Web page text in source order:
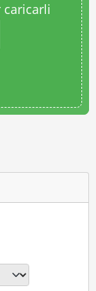
caricarli